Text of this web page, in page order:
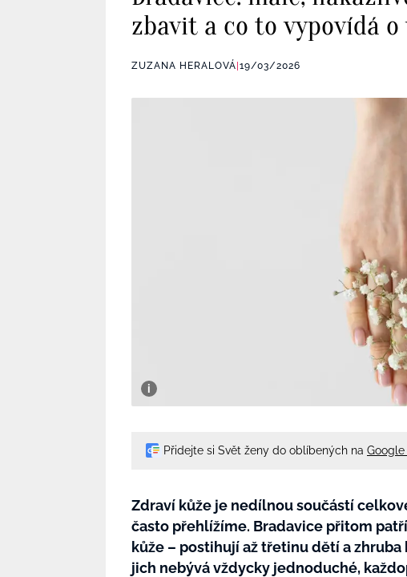
zbavit a co to vypovídá
ZUZANA HERALOVÁ 19/03/2026
Přidejte si Svět ženy do oblíbených na
Zdraví kůže je nedílnou součástí
často přehlížíme. Bradavice přitom
kůže – postihují až třetinu dětí a
jich nebývá vždycky jednoduché,